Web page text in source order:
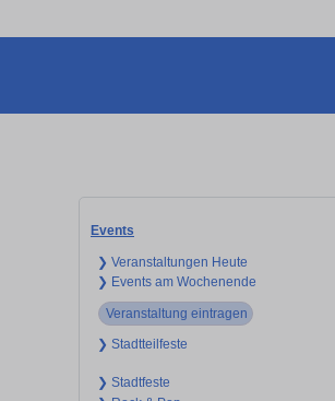
Events
❯ Veranstaltungen Heute
❯ Events am Wochenende
Veranstaltung eintragen
❯ Stadtteilfeste
❯ Stadtfeste